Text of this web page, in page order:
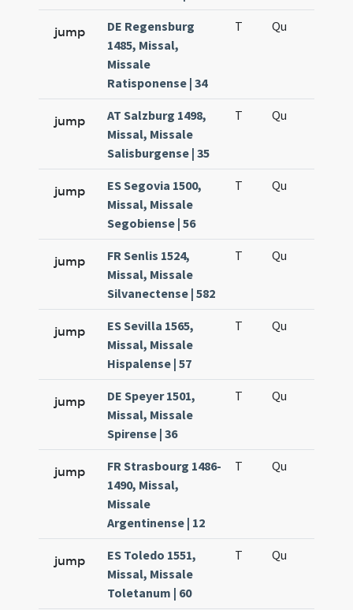
jump
DE Regensburg
1485, Missal,
Missale
Ratisponense | 34
T Qu
jump
AT Salzburg 1498,
Missal, Missale
Salisburgense | 35
T Qu
jump
ES Segovia 1500,
Missal, Missale
Segobiense | 56
T Qu
jump
FR Senlis 1524,
Missal, Missale
Silvanectense | 582
T Qu
jump
ES Sevilla 1565,
Missal, Missale
Hispalense | 57
T Qu
jump
DE Speyer 1501,
Missal, Missale
Spirense | 36
T Qu
jump
FR Strasbourg 1486-
1490, Missal,
Missale
Argentinense | 12
T Qu
jump
ES Toledo 1551,
Missal, Missale
Toletanum | 60
T Qu